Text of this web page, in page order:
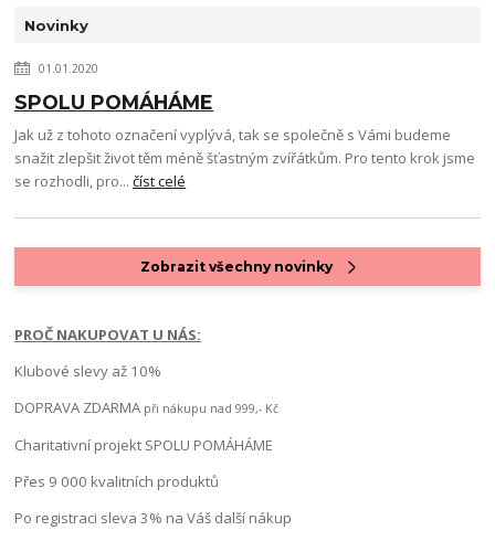
Novinky
01.01.2020
SPOLU POMÁHÁME
Jak už z tohoto označení vyplývá, tak se společně s Vámi budeme
snažit zlepšit život těm méně šťastným zvířátkům. Pro tento krok jsme
se rozhodli, pro...číst celé
Zobrazit všechny novinky
PROČ NAKUPOVAT U NÁS:
Klubové slevy až 10%
DOPRAVA ZDARMA při nákupu nad 999,- Kč
Charitativní projekt SPOLU POMÁHÁME
Přes 9 000 kvalitních produktů
Po registraci sleva 3% na Váš další nákup